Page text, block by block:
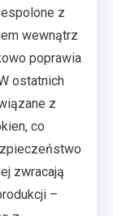
z
wewnątrz
poprawia
ostatnich
z
co
zwracają
–